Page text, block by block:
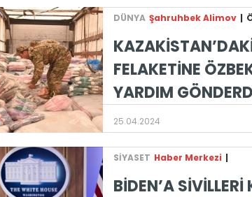
DÜNYA Şahruhbek Alimov |
FELAKETİNE
YARDIM
25.04.2024
SİYASET Haber Merkezi |
BİDEN’A SİVİLLERİ